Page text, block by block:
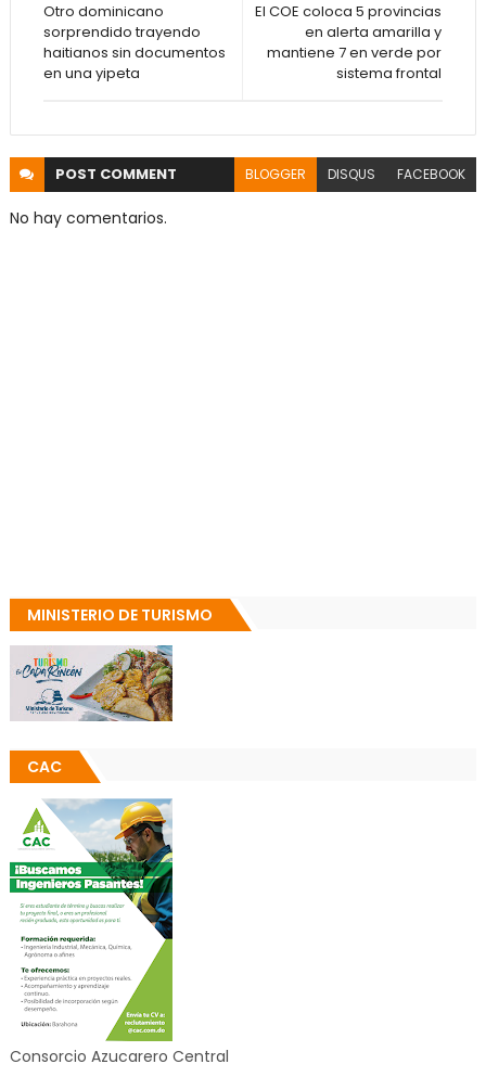
El COE coloca 5 provincias
en alerta amarilla y
mantiene 7 en verde por
sistema frontal
Otro dominicano
sorprendido trayendo
haitianos sin documentos
en una yipeta
POST COMMENT BLOGGER DISQUS FACEBOOK
No hay comentarios.
MINISTERIO DE TURISMO
CAC
Consorcio Azucarero Central